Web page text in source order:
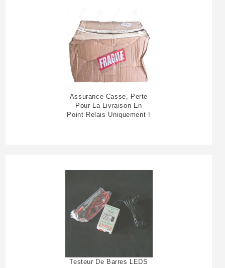
Assurance Casse, Perte
Pour La Livraison En
Point Relais Uniquement !
Testeur De Barres LEDS